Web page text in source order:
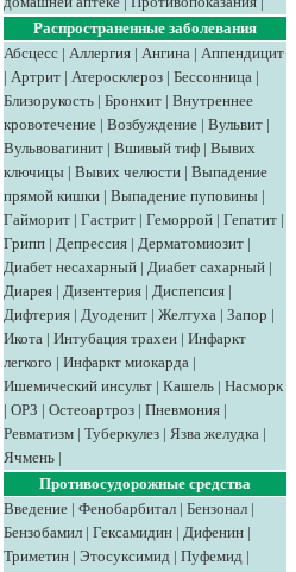
Распространенные заболевания
Абсцесс | Аллергия | Ангина | Аппендицит
| Артрит | Атеросклероз | Бессонница |
Близорукость | Бронхит | Внутреннее
кровотечение | Возбуждение | Вульвит |
Вульвовагинит | Вшивый тиф | Вывих
ключицы | Вывих челюсти | Выпадение
прямой кишки | Выпадение пуповины |
Гайморит | Гастрит | Геморрой | Гепатит |
Грипп | Депрессия | Дерматомиозит |
Диабет несахарный | Диабет сахарный |
Диарея | Дизентерия | Диспепсия |
Дифтерия | Дуоденит | Желтуха | Запор |
Икота | Интубация трахеи | Инфаркт
легкого | Инфаркт миокарда |
Ишемический инсульт | Кашель | Насморк
| ОРЗ | Остеоартроз | Пневмония |
Ревматизм | Туберкулез | Язва желудка |
Ячмень |
Противосудорожные средства
Введение | Фенобарбитал | Бензонал |
Бензобамил | Гексамидин | Дифенин |
Триметин | Этосуксимид | Пуфемид |